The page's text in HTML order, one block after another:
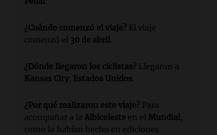
¿Cuándo comenzó el viaje? El viaje
comenzó el 30 de abril.
¿Dónde llegaron los ciclistas? Llegaron a
Kansas City, Estados Unidos.
¿Por qué realizaron este viaje? Para
acompañar a la Albiceleste en el Mundial,
como lo habían hecho en ediciones